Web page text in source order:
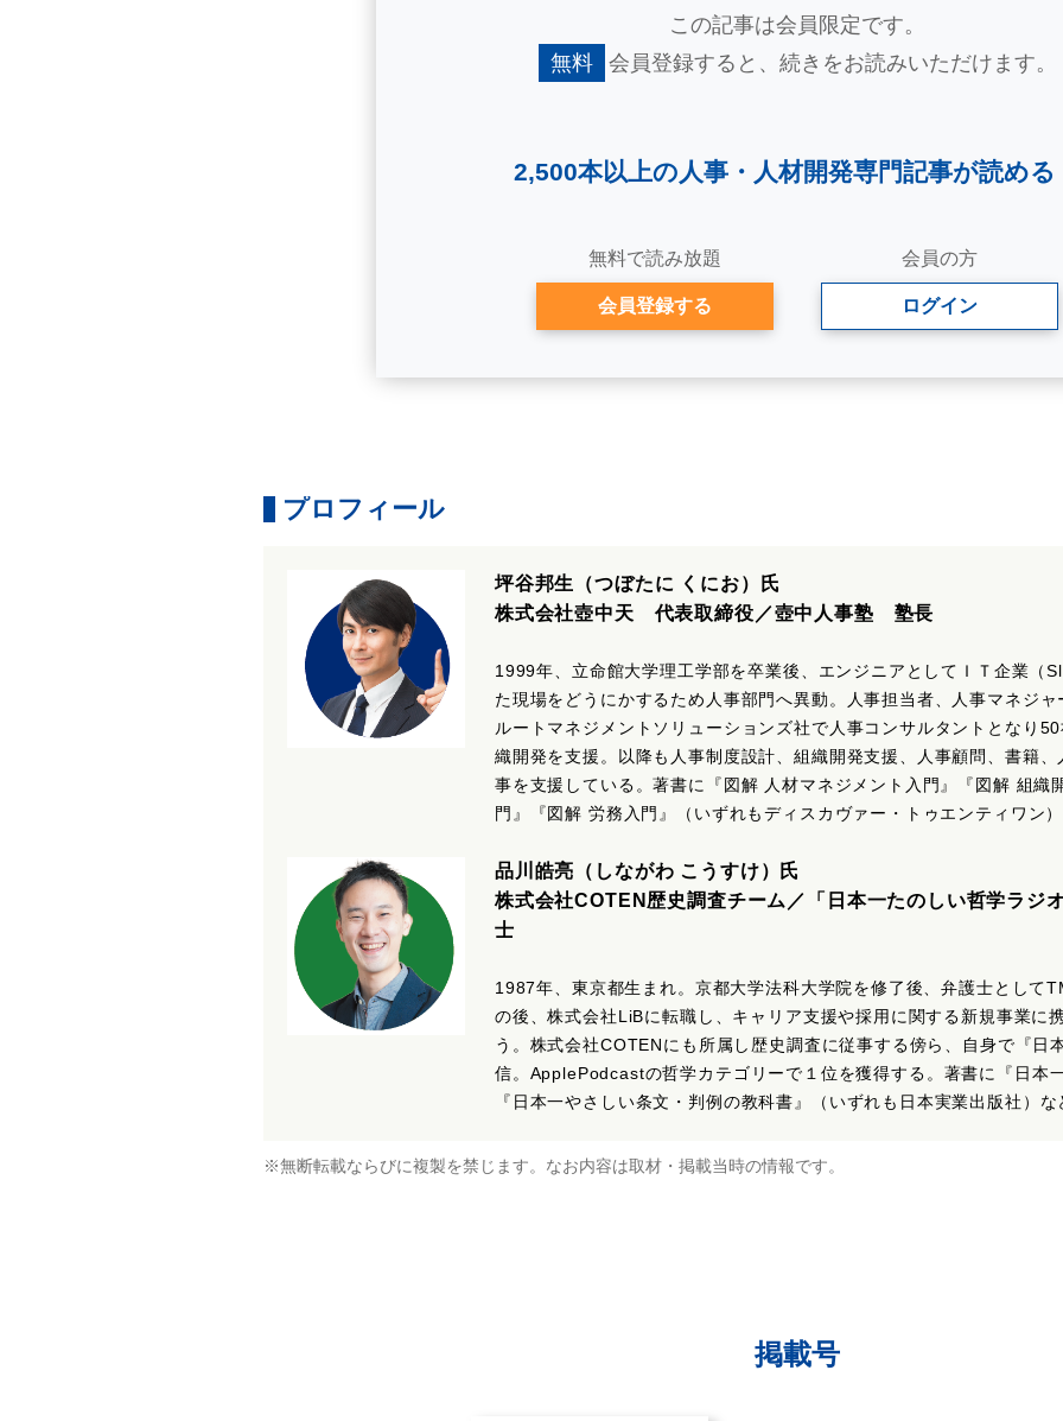
この記事は会員限定です。
無料
会員登録すると、 続きをお読みいただけます。
2,500本以上の人事・ 人材開発専門記事が読める
無料で読み放題
会員登録する
会員の方
ログイン
プロフィール
坪谷邦生（つぼたに くにお）氏
株式会社壺中天 代表取締役／壺中人事塾 塾長
1999年、立命館大学理工学部を卒業後、エンジニアとしてＩＴ企業（
た現場をどうにかするため人事部門へ異動。人事担当者、人事マネジ
ルートマネジメントソリューションズ社で人事コンサルタントとなり
織開発を支援。以降も人事制度設計、組織開発支援、人事顧問、書籍
事を支援している。著書に『図解 人材マネジメント入門』『図解 組織
門』『図解 労務入門』（いずれもディスカヴァー・トゥエンティワン
品川皓亮（しながわ こうすけ）氏
株式会社COTEN歴史調査チーム／「日本一たのしい哲学ラジ
士
1987年、東京都生まれ。京都大学法科大学院を修了後、弁護士として
の後、株式会社LiBに転職し、キャリア支援や採用に関する新規事業に
う。株式会社COTENにも所属し歴史調査に従事する傍ら、自身で『日
信。ApplePodcastの哲学カテゴリーで１位を獲得する。著書に『日本
『日本一やさしい条文・判例の教科書』（いずれも日本実業出版社）な
※無断転載ならびに複製を禁じます。なお内容は取材・掲載当時の情報です。
掲載号